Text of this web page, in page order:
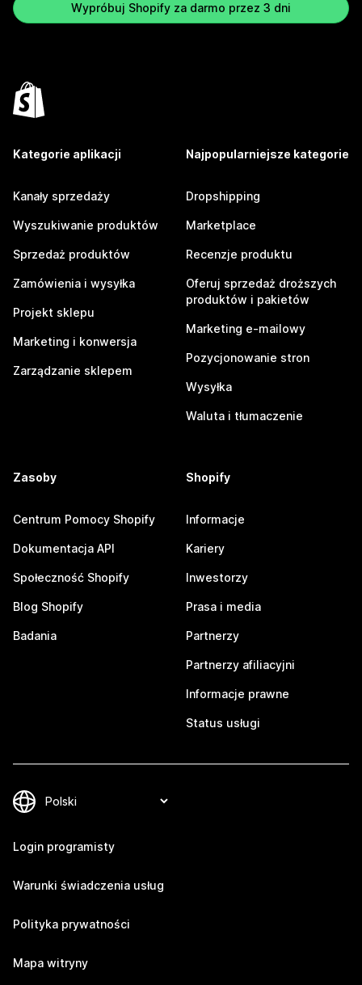
Wypróbuj Shopify za darmo przez 3 dni
Kategorie aplikacji
Kanały sprzedaży
Wyszukiwanie produktów
Sprzedaż produktów
Zamówienia i wysyłka
Projekt sklepu
Marketing i konwersja
Zarządzanie sklepem
Najpopularniejsze kategorie
Dropshipping
Marketplace
Recenzje produktu
Oferuj sprzedaż droższych
produktów i pakietów
Marketing e-mailowy
Pozycjonowanie stron
Wysyłka
Waluta i tłumaczenie
Zasoby
Centrum Pomocy Shopify
Dokumentacja API
Społeczność Shopify
Blog Shopify
Badania
Shopify
Informacje
Kariery
Inwestorzy
Prasa i media
Partnerzy
Partnerzy afiliacyjni
Informacje prawne
Status usługi
Login programisty
Warunki świadczenia usług
Polityka prywatności
Mapa witryny